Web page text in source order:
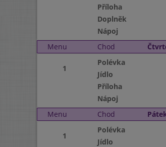
Příloha
Doplněk
Nápoj
Menu
Chod
1
Polévka
Jídlo
Příloha
Nápoj
Menu
Chod
1
Polévka
Jídlo